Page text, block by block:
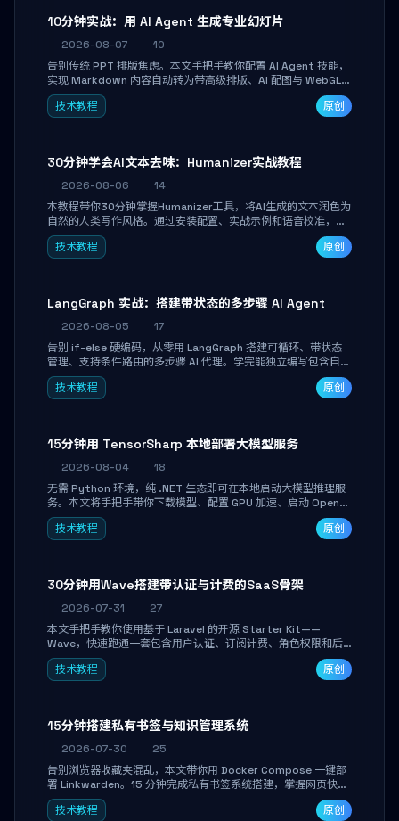
10分钟实战：用 AI Agent 生成专业幻灯片
2026-08-07
10
告别传统 PPT 排版焦虑。本文手把手教你配置 AI Agent 技能，
实现 Markdown 内容自动转为带高级排版、AI 配图与 WebGL
运行时的 HTML 幻灯片。只需专注内容，10 分钟即可产出可投
屏的专业级演示文稿。
技术教程 原创
30分钟学会AI文本去味：Humanizer实战教程
2026-08-06
14
本教程带你30分钟掌握Humanizer工具，将AI生成的文本润色为
自然的人类写作风格。通过安装配置、实战示例和语音校准，让
你的内容告别AI痕迹，匹配个人写作习惯，适合内容创作者和技
术博主。
技术教程 原创
LangGraph 实战：搭建带状态的多步骤 AI Agent
2026-08-05
17
告别 if-else 硬编码，从零用 LangGraph 搭建可循环、带状态
管理、支持条件路由的多步骤 AI 代理。学完能独立编写包含自动
决策、工具调用和持久化状态的复杂工作流，并避开递归溢出、
状态丢失等常见坑点。
技术教程 原创
15分钟用 TensorSharp 本地部署大模型服务
2026-08-04
18
无需 Python 环境，纯 .NET 生态即可在本地启动大模型推理服
务。本文将手把手带你下载模型、配置 GPU 加速、启动 OpenAI
兼容 API，并在 C# 业务代码中无缝调用。数据不出网，零门槛
搞定本地 LLM 部署。
技术教程 原创
30分钟用Wave搭建带认证与计费的SaaS骨架
2026-07-31
27
本文手把手教你使用基于 Laravel 的开源 Starter Kit——
Wave，快速跑通一套包含用户认证、订阅计费、角色权限和后
台管理的完整 SaaS 骨架。附带 Stripe 测试支付对接与自定义
业务页面开发实战，助你省去重复基建时间，将精力聚焦于核心
技术教程 原创
15分钟搭建私有书签与知识管理系统
2026-07-30
25
告别浏览器收藏夹混乱，本文带你用 Docker Compose 一键部
署 Linkwarden。15 分钟完成私有书签系统搭建，掌握网页快照
归档、高亮批注、分类管理与全文搜索。适合开发者与知识工作
者打造个人知识库，资料统一归档，随时检索。
技术教程 原创